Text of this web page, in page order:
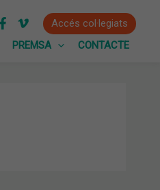
Accés col·legiats
PREMSA CONTACTE